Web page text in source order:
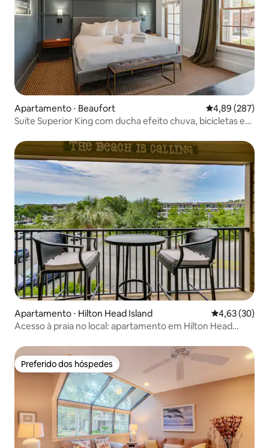
Apartamento ⋅ Beaufort 4,89 de uma
4,89 (287)
Suíte Superior King com ducha efeito chuva, bicicletas e
Apartamento ⋅ Hilton Head Island 4,63 de uma
4,63 (30)
Acesso à praia no local: apartamento em Hilton Head
Preferido dos hóspedes
Preferido dos hóspedes